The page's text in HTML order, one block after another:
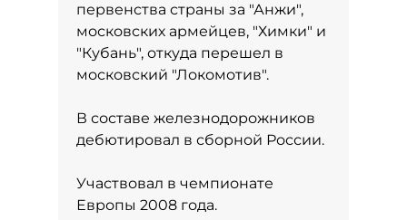
первенства страны за "Анжи",
московских армейцев, "Химки" и
"Кубань", откуда перешел в
московский "Локомотив".
В составе железнодорожников
дебютировал в сборной России.
Участвовал в чемпионате
Европы 2008 года.